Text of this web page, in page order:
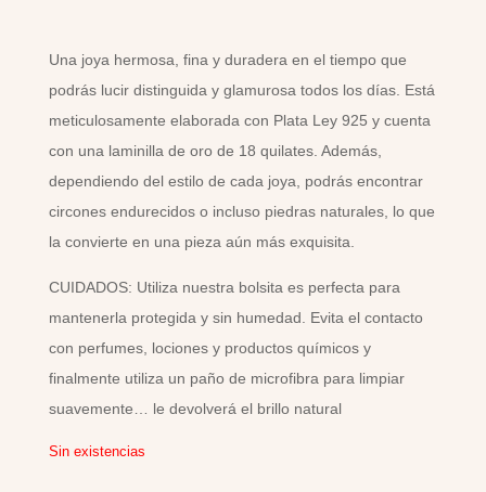
Una joya hermosa, fina y duradera en el tiempo que
podrás lucir distinguida y glamurosa todos los días. Está
meticulosamente elaborada con Plata Ley 925 y cuenta
con una laminilla de oro de 18 quilates. Además,
dependiendo del estilo de cada joya, podrás encontrar
circones endurecidos o incluso piedras naturales, lo que
la convierte en una pieza aún más exquisita.
CUIDADOS: Utiliza nuestra bolsita es perfecta para
mantenerla protegida y sin humedad. Evita el contacto
con perfumes, lociones y productos químicos y
finalmente utiliza un paño de microfibra para limpiar
suavemente… le devolverá el brillo natural
Sin existencias